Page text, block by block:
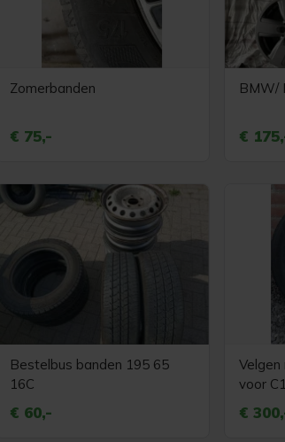
Zomerbanden
€ 75,-
BMW/
€
Bestelbus banden 195 65
16C
€ 60,-
voor
€